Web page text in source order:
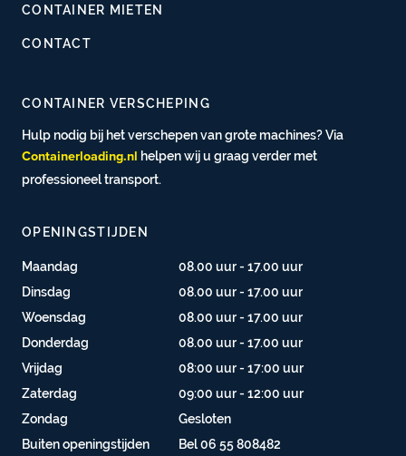
CONTAINER MIETEN
CONTACT
CONTAINER VERSCHEPING
Hulp nodig bij het verschepen van grote machines? Via
Containerloading.nl helpen wij u graag verder met
professioneel transport.
OPENINGSTIJDEN
Maandag
08.00 uur - 17.00 uur
Dinsdag
08.00 uur - 17.00 uur
Woensdag
08.00 uur - 17.00 uur
Donderdag
08.00 uur - 17.00 uur
Vrijdag
08:00 uur - 17:00 uur
Zaterdag
09:00 uur - 12:00 uur
Zondag
Gesloten
Buiten openingstijden
Bel 06 55 808482